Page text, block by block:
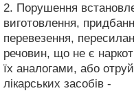
2. Порушення
виготовлення,
перевезення,
речовин, що не є
їх аналогами, або
лікарських засобів -